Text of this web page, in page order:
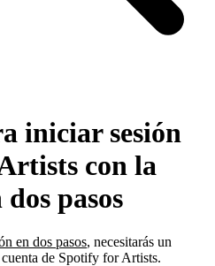
iniciar sesión
con la
pasos
en dos pasos, necesitarás un
de Spotify for Artists.